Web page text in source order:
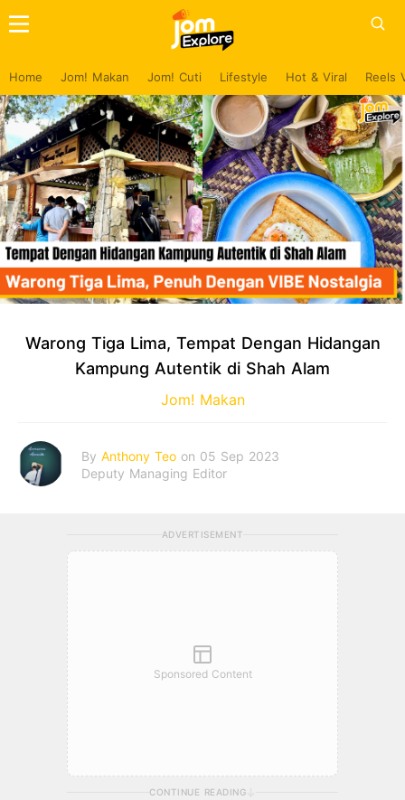
Home Jom! Makan Jom! Cuti Lifestyle Hot & Viral Reels
Warong Tiga Lima, Tempat Dengan Hidangan
Kampung Autentik di Shah Alam
Jom! Makan
By Anthony Teo on 05 Sep 2023
Deputy Managing Editor
ADVERTISEMENT
Sponsored Content
CONTINUE READING